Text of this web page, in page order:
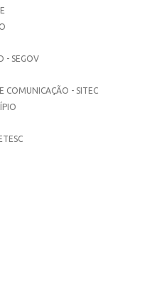
- SEGOV
COMUNICAÇÃO - SITEC